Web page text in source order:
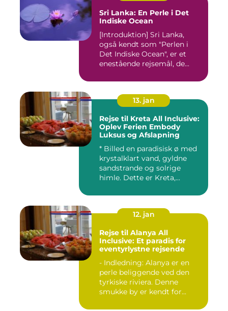
Sri Lanka: En Perle i Det
Indiske Ocean
[Introduktion] Sri Lanka,
også kendt som "Perlen i
Det Indiske Ocean", er et
enestående rejsemål, de...
13. jan
Rejse til Kreta All Inclusive:
Oplev Ferien Embody
Luksus og Afslapning
* Billed en paradisisk ø med
krystalklart vand, gyldne
sandstrande og solrige
himle. Dette er Kreta,...
12. jan
Rejse til Alanya All
Inclusive: Et paradis for
eventyrlystne rejsende
- Indledning: Alanya er en
perle beliggende ved den
tyrkiske riviera. Denne
smukke by er kendt for...